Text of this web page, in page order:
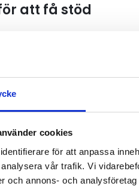
cookies
för att anpassa
vår trafik. Vi
och annons- och
att få stöd
Samtliga projekt kan
mest effekt per
arrangerar även två
om en ny förordning
under året öppna upp